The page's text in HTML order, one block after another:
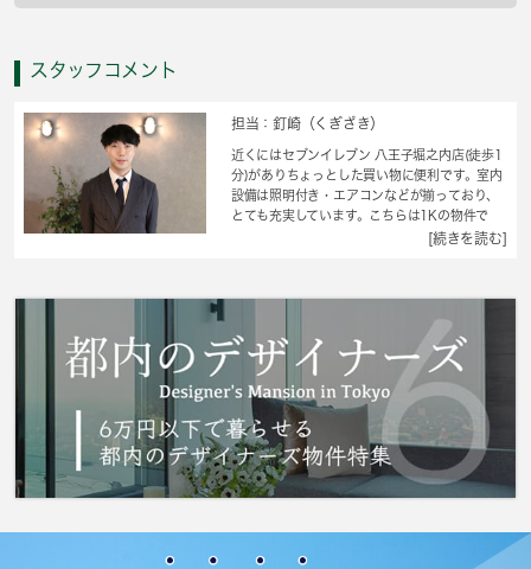
スタッフコメント
担当：釘崎（くぎざき）
近くにはセブンイレブン 八王子堀之内店(徒歩1
分)がありちょっとした買い物に便利です。室内
設備は照明付き・エアコンなどが揃っており、
とても充実しています。こちらは1Kの物件で
す。愛車置き場も心配いらないバイク置き場の
ょう。八王子市エリアでの新生活をご検討の方
ポート致します。京王相模原線京王堀之内付近
の情報も満載です。
[続きを読む]